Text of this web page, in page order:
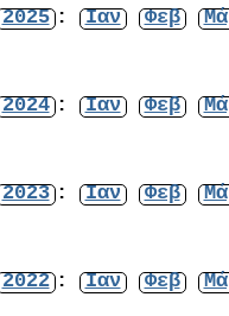
2025 : Ιαν Φεβ
2024 : Ιαν Φεβ
2023 : Ιαν Φεβ
2022 : Ιαν Φεβ